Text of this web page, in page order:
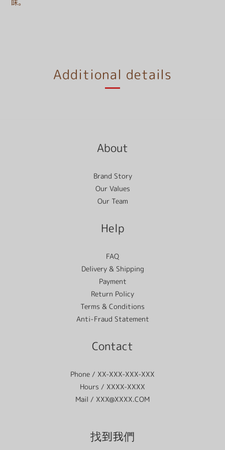
味。
Additional details
About
Brand Story
Our Values
Our Team
Help
FAQ
Delivery & Shipping
Payment
Return Policy
Terms & Conditions
Anti-Fraud Statement
Contact
Phone / XX-XXX-XXX-XXX
Hours / XXXX-XXXX
Mail / XXX@XXXX.COM
找到我們